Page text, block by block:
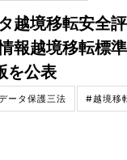
越境移転安全
報越境移転標
を公表
ータ保護三法 #越境移